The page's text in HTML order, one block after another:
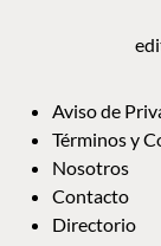
Aviso de
Términos y
Nosotros
Contacto
Directorio